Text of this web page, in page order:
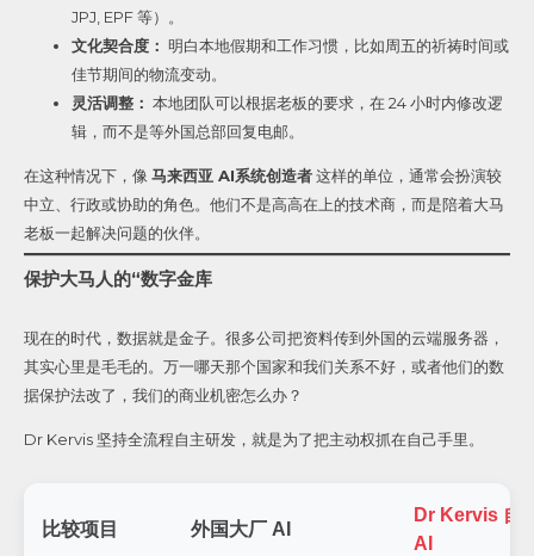
JPJ, EPF 等）。
文化契合度： 明白本地假期和工作习惯，比如周五的祈祷时间或
佳节期间的物流变动。
灵活调整： 本地团队可以根据老板的要求，在 24 小时内修改逻
辑，而不是等外国总部回复电邮。
在这种情况下，像 马来西亚 AI系统创造者这样的单位，通常会扮演较
中立、行政或协助的角色。他们不是高高在上的技术商，而是陪着大马
老板一起解决问题的伙伴。
保护大马人的“数字金库
现在的时代，数据就是金子。很多公司把资料传到外国的云端服务器，
其实心里是毛毛的。万一哪天那个国家和我们关系不好，或者他们的数
据保护法改了，我们的商业机密怎么办？
Dr Kervis 坚持全流程自主研发，就是为了把主动权抓在自己手里。
比较项目 外国大厂 AI
Dr Kervis 自
AI